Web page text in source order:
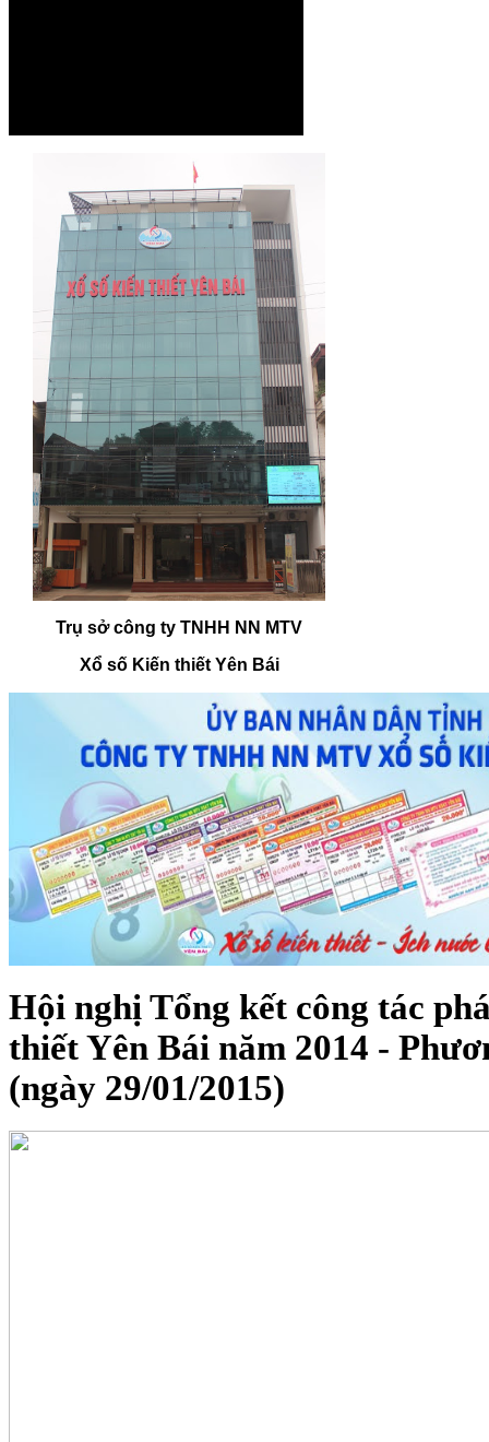
Trụ sở công ty TNHH NN MTV
Xổ số Kiến thiết Yên Bái
Hội nghị Tổng kết công tác
thiết Yên Bái năm 2014 -
(ngày 29/01/2015)